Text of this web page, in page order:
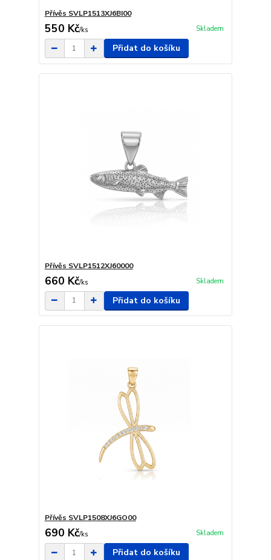
Přívěs SVLP1513XJ6BI00
550 Kč/ks Skladem
Přidat do košíku
Přívěs SVLP1512XJ60000
660 Kč/ks Skladem
Přidat do košíku
Přívěs SVLP1508XJ6GO00
690 Kč/ks Skladem
Přidat do košíku